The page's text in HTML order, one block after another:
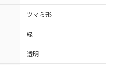
ツマミ形
緑
透明